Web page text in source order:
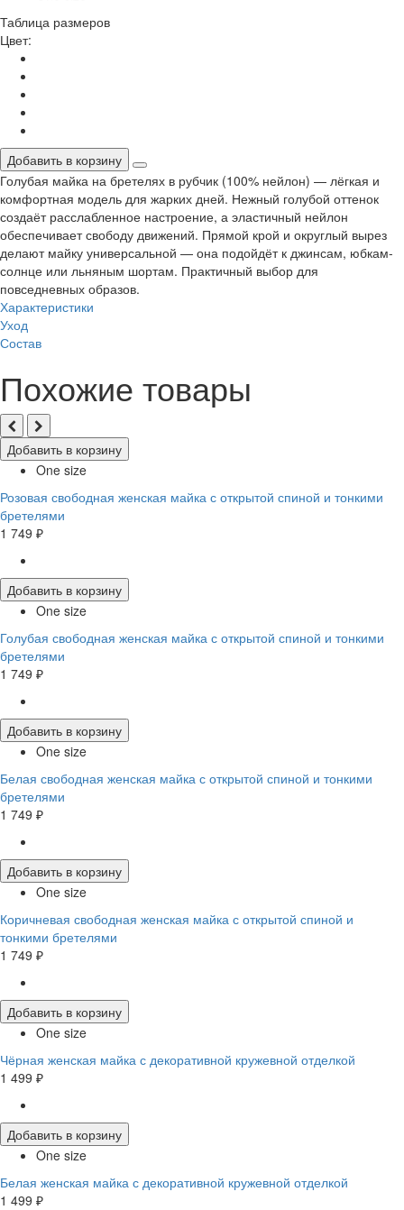
Таблица размеров
Цвет:
Добавить в корзину
Голубая майка на бретелях в рубчик (100% нейлон) — лёгкая и
комфортная модель для жарких дней. Нежный голубой оттенок
создаёт расслабленное настроение, а эластичный нейлон
обеспечивает свободу движений. Прямой крой и округлый вырез
делают майку универсальной — она подойдёт к джинсам, юбкам-
солнце или льняным шортам. Практичный выбор для
повседневных образов.
Характеристики
Уход
Состав
Похожие товары
Добавить в корзину
One size
Розовая свободная женская майка с открытой спиной и тонкими
бретелями
1 749 ₽
Добавить в корзину
One size
Голубая свободная женская майка с открытой спиной и тонкими
бретелями
1 749 ₽
Добавить в корзину
One size
Белая свободная женская майка с открытой спиной и тонкими
бретелями
1 749 ₽
Добавить в корзину
One size
Коричневая свободная женская майка с открытой спиной и
тонкими бретелями
1 749 ₽
Добавить в корзину
One size
Чёрная женская майка с декоративной кружевной отделкой
1 499 ₽
Добавить в корзину
One size
Белая женская майка с декоративной кружевной отделкой
1 499 ₽